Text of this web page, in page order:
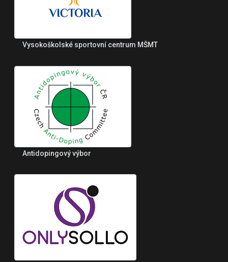
Vysokoškolské sportovní centrum MŠMT
Antidopingový výbor